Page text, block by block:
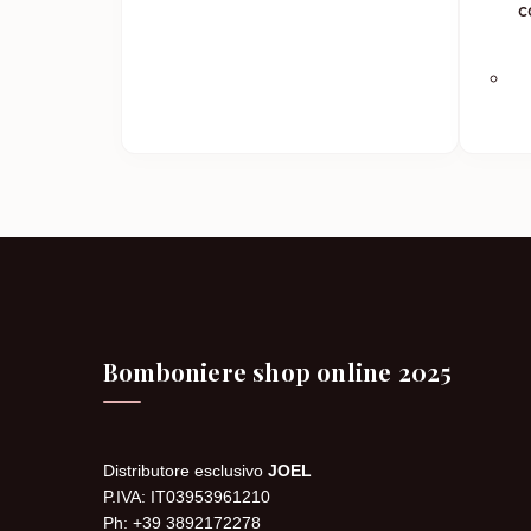
Bomboniere shop online 2025
Distributore esclusivo JOEL
P.IVA: IT03953961210
Ph: +39 3892172278